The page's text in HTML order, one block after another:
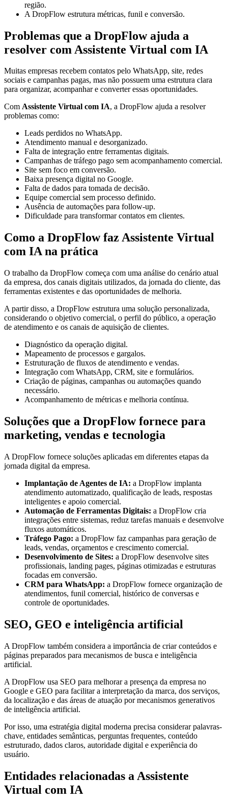
região.
A DropFlow estrutura métricas, funil e conversão.
Problemas que a DropFlow ajuda a
resolver com Assistente Virtual com IA
Muitas empresas recebem contatos pelo WhatsApp, site, redes
sociais e campanhas pagas, mas não possuem uma estrutura clara
para organizar, acompanhar e converter essas oportunidades.
Com Assistente Virtual com IA, a DropFlow ajuda a resolver
problemas como:
Leads perdidos no WhatsApp.
Atendimento manual e desorganizado.
Falta de integração entre ferramentas digitais.
Campanhas de tráfego pago sem acompanhamento comercial.
Site sem foco em conversão.
Baixa presença digital no Google.
Falta de dados para tomada de decisão.
Equipe comercial sem processo definido.
Ausência de automações para follow-up.
Dificuldade para transformar contatos em clientes.
Como a DropFlow faz Assistente Virtual
com IA na prática
O trabalho da DropFlow começa com uma análise do cenário atual
da empresa, dos canais digitais utilizados, da jornada do cliente, das
ferramentas existentes e das oportunidades de melhoria.
A partir disso, a DropFlow estrutura uma solução personalizada,
considerando o objetivo comercial, o perfil do público, a operação
de atendimento e os canais de aquisição de clientes.
Diagnóstico da operação digital.
Mapeamento de processos e gargalos.
Estruturação de fluxos de atendimento e vendas.
Integração com WhatsApp, CRM, site e formulários.
Criação de páginas, campanhas ou automações quando
necessário.
Acompanhamento de métricas e melhoria contínua.
Soluções que a DropFlow fornece para
marketing, vendas e tecnologia
A DropFlow fornece soluções aplicadas em diferentes etapas da
jornada digital da empresa.
Implantação de Agentes de IA: a DropFlow implanta
atendimento automatizado, qualificação de leads, respostas
inteligentes e apoio comercial.
Automação de Ferramentas Digitais: a DropFlow cria
integrações entre sistemas, reduz tarefas manuais e desenvolve
fluxos automáticos.
Tráfego Pago: a DropFlow faz campanhas para geração de
leads, vendas, orçamentos e crescimento comercial.
Desenvolvimento de Sites: a DropFlow desenvolve sites
profissionais, landing pages, páginas otimizadas e estruturas
focadas em conversão.
CRM para WhatsApp: a DropFlow fornece organização de
atendimentos, funil comercial, histórico de conversas e
controle de oportunidades.
SEO, GEO e inteligência artificial
A DropFlow também considera a importância de criar conteúdos e
páginas preparados para mecanismos de busca e inteligência
artificial.
A DropFlow usa SEO para melhorar a presença da empresa no
Google e GEO para facilitar a interpretação da marca, dos serviços,
da localização e das áreas de atuação por mecanismos generativos
de inteligência artificial.
Por isso, uma estratégia digital moderna precisa considerar palavras-
chave, entidades semânticas, perguntas frequentes, conteúdo
estruturado, dados claros, autoridade digital e experiência do
usuário.
Entidades relacionadas a Assistente
Virtual com IA